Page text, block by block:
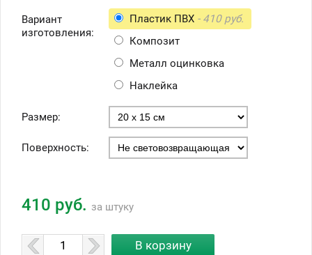
Вариант
изготовления:
Пластик ПВХ - 410 руб.
Композит
Металл оцинковка
Наклейка
Размер:
Поверхность:
410 руб. за штуку